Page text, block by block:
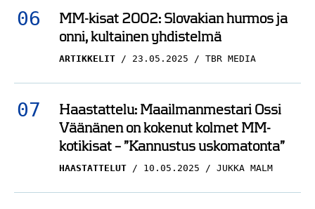
MM-kisat 2002: Slovakian hurmos ja
onni, kultainen yhdistelmä
ARTIKKELIT 23.05.2025 TBR MEDIA
Haastattelu: Maailmanmestari Ossi
Väänänen on kokenut kolmet MM-
kotikisat – ”Kannustus uskomatonta”
HAASTATTELUT 10.05.2025 JUKKA MALM